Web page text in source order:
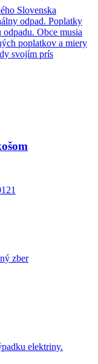
Slovenska
odpad. Poplatky
Obce musia
poplatkov a miery
svojím prís
zber
elektriny.